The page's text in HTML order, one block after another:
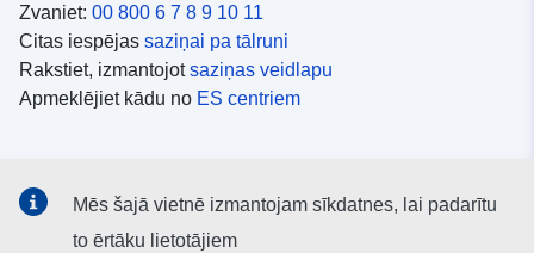
Zvaniet: 00 800 6 7 8 9 10 11
Citas iespējas saziņai pa tālruni
Rakstiet, izmantojotsaziņas veidlapu
Apmeklējiet kādu no ES centriem
ES kontisociālajos medijos
Mēs šajā vietnē izmantojam sīkdatnes, lai padarītu
to ērtāku lietotājiem